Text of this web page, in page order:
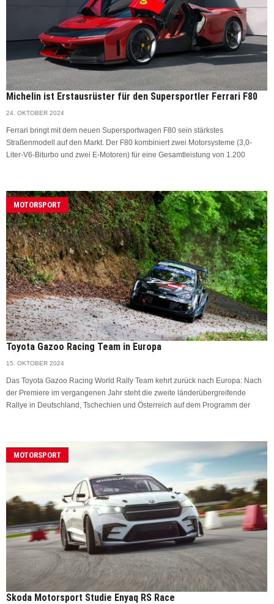
Michelin ist Erstausrüster für den Supersportler Ferrari F80
24. OKTOBER 2024
Ferrari bringt mit dem neuen Supersportwagen F80 sein stärkstes
Straßenmodell auf den Markt. Der F80 kombiniert zwei Motorsysteme (3,0-
Liter-V6-Biturbo und zwei E-Motoren) für eine Gesamtleistung von 1.200
MOTORSPORT
Toyota Gazoo Racing Team in Europa
15. OKTOBER 2024
Das Toyota Gazoo Racing World Rally Team kehrt zurück nach Europa: Nach
der Premiere im vergangenen Jahr steht die zweite länderübergreifende
Rallye in Deutschland, Tschechien und Österreich auf dem Programm der
MOTORSPORT
Skoda Motorsport Studie Enyaq RS Race